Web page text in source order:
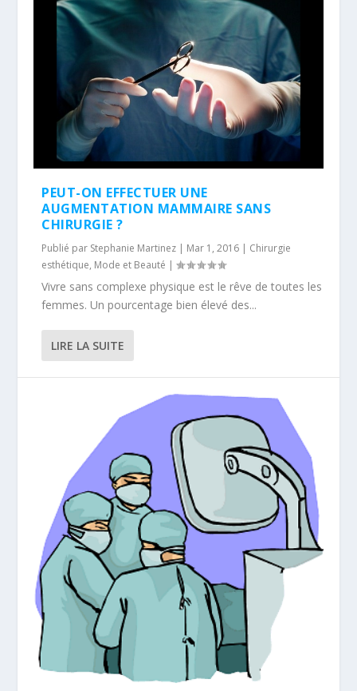
PEUT-ON EFFECTUER UNE
AUGMENTATION MAMMAIRE SANS
CHIRURGIE ?
Publié par Stephanie Martinez | Mar 1, 2016 | Chirurgie
esthétique, Mode et Beauté |
Vivre sans complexe physique est le rêve de toutes les
femmes. Un pourcentage bien élevé des...
LIRE LA SUITE